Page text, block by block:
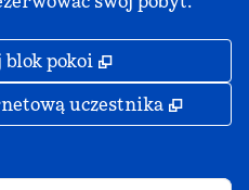
pokoi ,
uczestnika ,